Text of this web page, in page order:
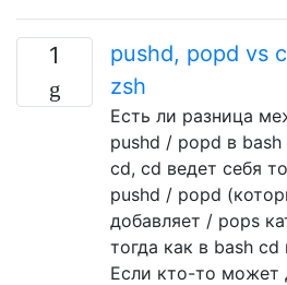
1
pushd, popd vs
zsh
Есть ли разница
pushd / popd в
cd, cd ведет себя
pushd / popd
добавляет / pops
тогда как в bash cd
Если кто-то может